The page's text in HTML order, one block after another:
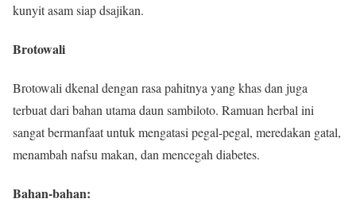
kunyit asam siap dsajikan.
Brotowali
Brotowali dkenal dengan rasa pahitnya yang khas dan juga
terbuat dari bahan utama daun sambiloto. Ramuan herbal ini
sangat bermanfaat untuk mengatasi pegal-pegal, meredakan gatal,
menambah nafsu makan, dan mencegah diabetes.
Bahan-bahan: